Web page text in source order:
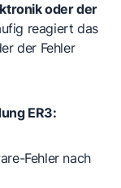
oder der
reagiert das
der Fehler
ER3:
Fehler nach